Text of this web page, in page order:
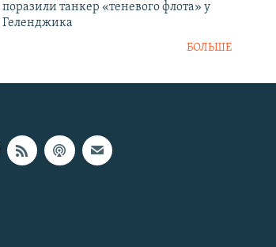
поразили танкер «теневого флота» у
Геленджика
БОЛЬШЕ